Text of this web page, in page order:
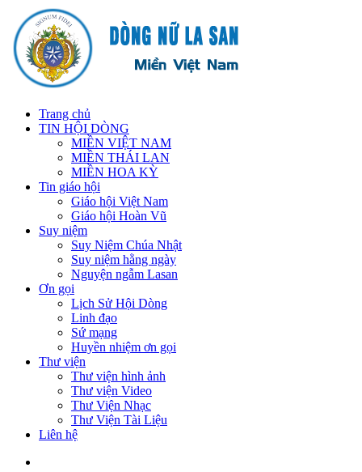
Trang chủ
TIN HỘI DÒNG
MIỀN VIỆT NAM
MIỀN THÁI LAN
MIỀN HOA KỲ
Tin giáo hội
Giáo hội Việt Nam
Giáo hội Hoàn Vũ
Suy niệm
Suy Niệm Chúa Nhật
Suy niệm hằng ngày
Nguyện ngẫm Lasan
Ơn gọi
Lịch Sử Hội Dòng
Linh đạo
Sứ mạng
Huyền nhiệm ơn gọi
Thư viện
Thư viện hình ảnh
Thư viện Video
Thư Viện Nhạc
Thư Viện Tài Liệu
Liên hệ